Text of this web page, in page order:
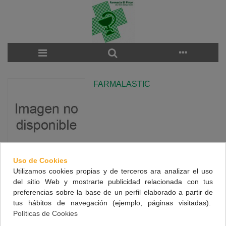
FARMALASTIC
There are no products on the category.
NUESTRA FARMACIA
Uso de Cookies
Utilizamos cookies propias y de terceros ara analizar el uso
del sitio Web y mostrarte publicidad relacionada con tus
preferencias sobre la base de un perfil elaborado a partir de
tus hábitos de navegación (ejemplo, páginas visitadas).
Políticas de Cookies